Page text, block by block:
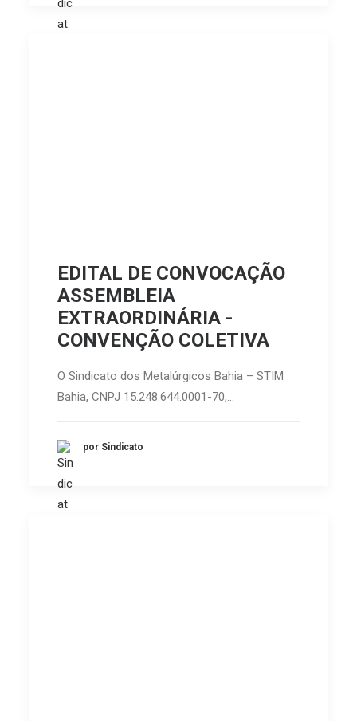
EDITAL DE CONVOCAÇÃO
ASSEMBLEIA
EXTRAORDINÁRIA -
CONVENÇÃO COLETIVA
O Sindicato dos Metalúrgicos Bahia – STIM
Bahia, CNPJ 15.248.644.0001-70,…
por Sindicato